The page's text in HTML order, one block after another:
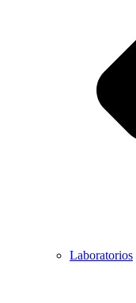
Laboratorios